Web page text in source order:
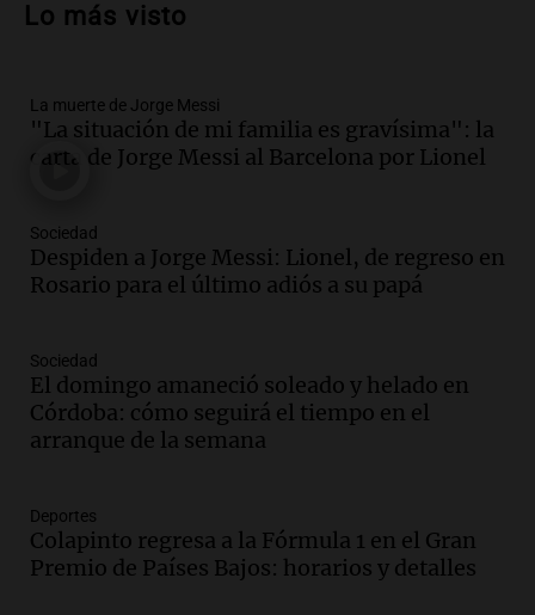
liquidez de 4 billones
Audio.La lección del Titanic y la
humildad en tiempos de tormenta
según San Ignacio de Loyola
Episodios
Audio. Tormentas y filtraciones: "El
agua entra por donde menos
Episodios
Audio.Nahuel Pennisi y la huella de
Mercedes Sosa: "La emoción es el filtro
máximo".
Episodios
Audio.Orellana Lucca celebró su peña
de folclore en Córdoba
Lo más visto
La muerte de Jorge Messi
"La situación de mi familia es gravísima": la
carta de Jorge Messi al Barcelona por Lionel
Sociedad
Despiden a Jorge Messi: Lionel, de regreso en
Rosario para el último adiós a su papá
Sociedad
El domingo amaneció soleado y helado en
Córdoba: cómo seguirá el tiempo en el
arranque de la semana
Deportes
Colapinto regresa a la Fórmula 1 en el Gran
Premio de Países Bajos: horarios y detalles